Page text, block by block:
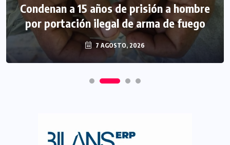
Condenan a 15 años de prisión a hombre
por portación ilegal de arma de fuego
7 AGOSTO, 2026